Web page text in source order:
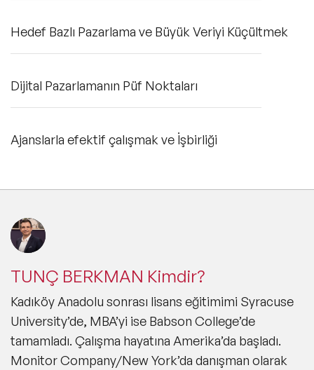
Hedef Bazlı Pazarlama ve Büyük Veriyi Küçültmek
Dijital Pazarlamanın Püf Noktaları
Ajanslarla efektif çalışmak ve İşbirliği
TUNÇ BERKMAN Kimdir?
Kadıköy Anadolu sonrası lisans eğitimimi Syracuse
University’de, MBA’yi ise Babson College’de
tamamladı. Çalışma hayatına Amerika’da başladı.
Monitor Company/New York’da danışman olarak